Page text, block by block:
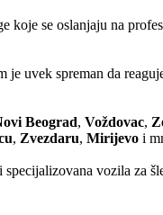
koje se oslanjaju na
uvek spreman da
Beograd, Voždovac,
, Zvezdaru, Mirijevo i
vozila za